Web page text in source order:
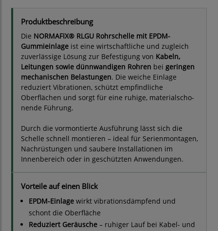
Produktbeschreibung
Die NORMAFIX® RLGU Rohrschelle mit EPDM-
Gummieinlage ist eine wirtschaftliche und zugleich
zuverlässige Lösung zur Befestigung von Kabeln,
Leitungen sowie dünnwandigen Rohren bei geringen
mechanischen Belastungen. Die weiche Einlage
reduziert Vibrationen, schützt empfindliche
Oberflächen und sorgt für eine ruhige, materialscho­
nende Führung.
Durch die vormontierte Ausführung lässt sich die
Schelle schnell montieren – ideal für Serienmontagen,
Nachrüstungen und saubere Installationen im
Innenbereich oder in geschützten Anwendungen.
Vorteile auf einen Blick
EPDM-Einlage wirkt vibrationsdämpfend und
schont die Oberfläche
Reduziert Geräusche – ruhiger Lauf bei Kabel- und